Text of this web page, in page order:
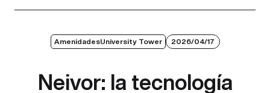
AmenidadesUniversity Tower 2026/04/17
Neivor: la tecnología